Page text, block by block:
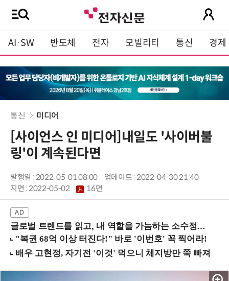
AI·SW 반도체 전자 모빌리티 통신 경제
통신 미디어
[사이언스 인 미디어]내일도 '사이버불
링'이 계속된다면
발행일 : 2022-05-01 08:00
업데이트 : 2022-04-30 21:40
지면 :2022-05-02 16면
글로벌 트렌드를 읽고, 내 역할을 가늠하는 소수정예 실습 워크숍 (8/28 신논현역)